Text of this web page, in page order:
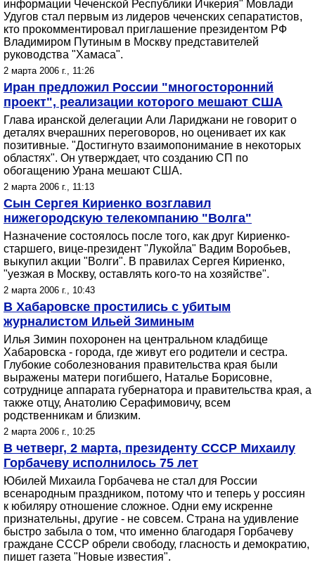
информации Чеченской Республики Ичкерия" Мовлади
Удугов стал первым из лидеров чеченских сепаратистов,
кто прокомментировал приглашение президентом РФ
Владимиром Путиным в Москву представителей
руководства "Хамаса".
2 марта 2006 г., 11:26
Иран предложил России "многосторонний
проект", реализации которого мешают США
Глава иранской делегации Али Лариджани не говорит о
деталях вчерашних переговоров, но оценивает их как
позитивные. "Достигнуто взаимопонимание в некоторых
областях". Он утверждает, что созданию СП по
обогащению Урана мешают США.
2 марта 2006 г., 11:13
Сын Сергея Кириенко возглавил
нижегородскую телекомпанию "Волга"
Назначение состоялось после того, как друг Кириенко-
старшего, вице-президент "Лукойла" Вадим Воробьев,
выкупил акции "Волги". В правилах Сергея Кириенко,
"уезжая в Москву, оставлять кого-то на хозяйстве".
2 марта 2006 г., 10:43
В Хабаровске простились с убитым
журналистом Ильей Зиминым
Илья Зимин похоронен на центральном кладбище
Хабаровска - города, где живут его родители и сестра.
Глубокие соболезнования правительства края были
выражены матери погибшего, Наталье Борисовне,
сотруднице аппарата губернатора и правительства края, а
также отцу, Анатолию Серафимовичу, всем
родственникам и близким.
2 марта 2006 г., 10:25
В четверг, 2 марта, президенту СССР Михаилу
Горбачеву исполнилось 75 лет
Юбилей Михаила Горбачева не стал для России
всенародным праздником, потому что и теперь у россиян
к юбиляру отношение сложное. Одни ему искренне
признательны, другие - не совсем. Страна на удивление
быстро забыла о том, что именно благодаря Горбачеву
граждане СССР обрели свободу, гласность и демократию,
пишет газета "Новые известия".